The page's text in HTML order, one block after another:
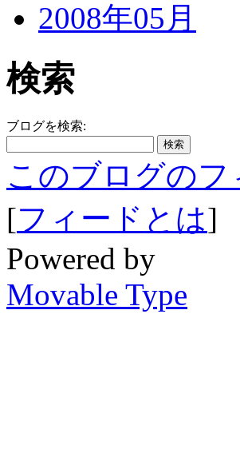
2008年05月
検索
ブログを検索:
このブログの
[フィードとは]
Powered by
Movable Type